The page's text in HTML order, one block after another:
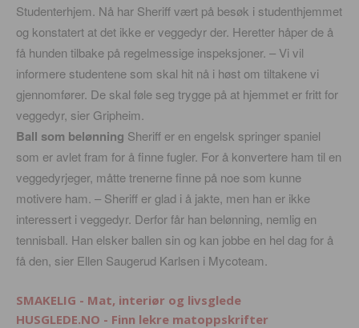
Studenterhjem. Nå har Sheriff vært på besøk i studenthjemmet
og konstatert at det ikke er veggedyr der. Heretter håper de å
få hunden tilbake på regelmessige inspeksjoner. – Vi vil
informere studentene som skal hit nå i høst om tiltakene vi
gjennomfører. De skal føle seg trygge på at hjemmet er fritt for
veggedyr, sier Gripheim.
Ball som belønning Sheriff er en engelsk springer spaniel
som er avlet fram for å finne fugler. For å konvertere ham til en
veggedyrjeger, måtte trenerne finne på noe som kunne
motivere ham. – Sheriff er glad i å jakte, men han er ikke
interessert i veggedyr. Derfor får han belønning, nemlig en
tennisball. Han elsker ballen sin og kan jobbe en hel dag for å
få den, sier Ellen Saugerud Karlsen i Mycoteam.
SMAKELIG - Mat, interiør og livsglede
HUSGLEDE.NO - Finn lekre matoppskrifter